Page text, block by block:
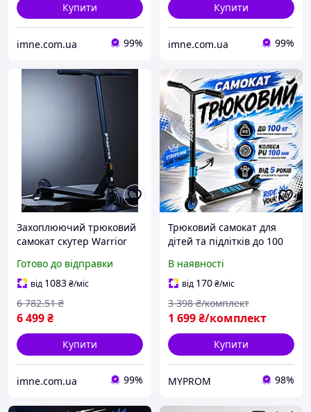
Купити
imne.com.ua 99%
Купити
imne.com.ua 99%
Захоплюючий трюковий
самокат скутер Warrior
для скейтпарку Колеса
120мм Пеги Гальмоз
Готово до відправки
від 1083₴/міс
6 499₴
6 782.51 ₴
Купити
imne.com.ua 99%
Трюковий самокат для
дітей та підлітків до 100
заднім ножним гальмом
Самокат для трюків
Блакитний
В наявності
від 170₴/міс
1 699₴/комплект
3 398 ₴/комплект
Купити
MYPROM 98%